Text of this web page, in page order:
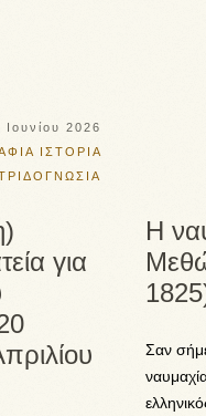
Ιουνίου 2026
ΙΣΤΟΡΙΑ
για
Η
Σαν